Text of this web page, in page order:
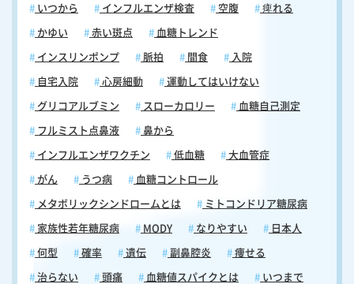
な形で呼吸が浅くなったり、咳込むような感覚が生じたりするケースが
刺激感が続くと、咳が誘発されることがあります。こうした場合、風邪
による咳と混同されやすいため注意が必要です。次に吐き気についてで
感とともに生じることがあります。特に免疫力が低下している高齢者や
基礎疾患を持つ患者では、全身症状が強く出やすく、吐き気を伴うケー
炎症反応が起こるため、消化器症状として吐き気が現れると考えられて
います。咳や吐き気だけでは帯状疱疹とは気づきにくいですが、皮膚の
は、帯状疱疹の可能性を念頭に置いて医療機関を受診してください。
顔・頭部との合併に注意｜喉の症状が出たら耳・目もチェック 喉・口ま
面・耳・目を支配する三叉神経領域と隣接しているため、症状が周囲の
神経領域に広がるケースがあります。喉の痛みや口の中・唇の違和感に
いつから インフルエンザ検査 空腹 痺れる
かゆい 赤い斑点 血糖トレンド
インスリンポンプ 脈拍 間食 入院
自宅入院 心房細動 運動してはいけない
グリコアルブミン スローカロリー 血糖自己測定
フルミスト点鼻液 鼻から
インフルエンザワクチン 低血糖 大血管症
がん うつ病 血糖コントロール
メタボリックシンドロームとは ミトコンドリア糖尿病
家族性若年糖尿病 MODY なりやすい 日本人
何型 確率 遺伝 副鼻腔炎 痩せる
治らない 頭痛 血糖値スパイクとは いつまで